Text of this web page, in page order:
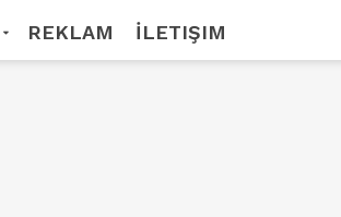
REKLAM İLETIŞIM